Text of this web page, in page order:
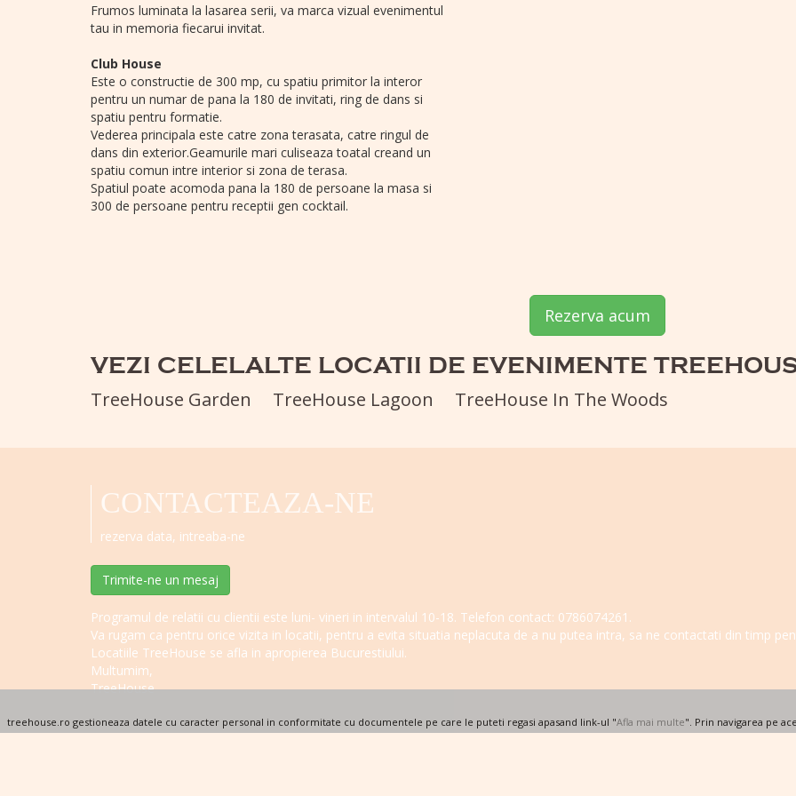
Frumos luminata la lasarea serii, va marca vizual evenimentul
tau in memoria fiecarui invitat.
Club House
Este o constructie de 300 mp, cu spatiu primitor la interor
pentru un numar de pana la 180 de invitati, ring de dans si
spatiu pentru formatie.
Vederea principala este catre zona terasata, catre ringul de
dans din exterior.Geamurile mari culiseaza toatal creand un
spatiu comun intre interior si zona de terasa.
Spatiul poate acomoda pana la 180 de persoane la masa si
300 de persoane pentru receptii gen cocktail.
Rezerva acum
VEZI CELELALTE LOCATII DE EVENIMENTE
TreeHouse Garden TreeHouse Lagoon TreeHouse In The Woods
CONTACTEAZA-NE
rezerva data, intreaba-ne
Trimite-ne un mesaj
Programul de relatii cu clientii este luni- vineri in intervalul 10-18. Telefon contact: 0786074261.
Va rugam ca pentru orice vizita in locatii, pentru a evita situatia neplacuta de a nu putea intra, sa ne contactati din timp
Locatiile TreeHouse se afla in apropierea Bucurestiului.
Multumim,
TreeHouse
treehouse.ro gestioneaza datele cu caracter personal in conformitate cu documentele pe care le puteti regasi apasand link-ul "Afla mai multe". Prin navigarea pe